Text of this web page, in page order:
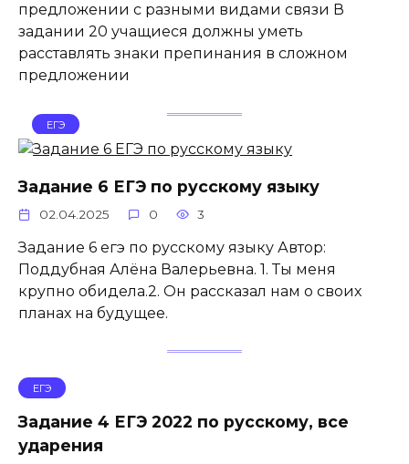
предложении с разными видами связи В
задании 20 учащиеся должны уметь
расставлять знаки препинания в сложном
предложении
ЕГЭ
Задание 6 ЕГЭ по русскому языку
02.04.2025 0 3
Задание 6 егэ по русскому языку Автор:
Поддубная Алёна Валерьевна. 1. Ты меня
крупно обидела.2. Он рассказал нам о своих
планах на будущее.
ЕГЭ
Задание 4 ЕГЭ 2022 по русскому, все
ударения